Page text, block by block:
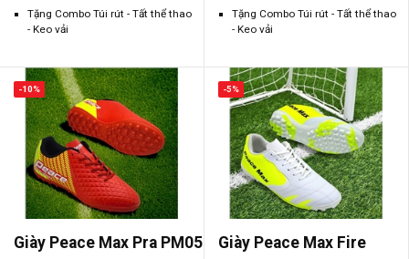
Tặng Combo Túi rút - Tất thể thao
- Keo vải
Tặng Combo Túi rút - Tất thể thao
- Keo vải
Giày Peace Max Pra PM05
-10%
Giày Peace Max Fire
-5%